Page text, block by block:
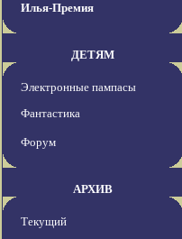
Илья-Премия
ДЕТЯМ
Электронные пампасы
Фантастика
Форум
АРХИВ
Текущий